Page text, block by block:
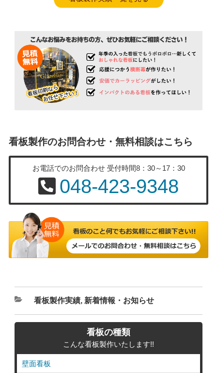
看板製作のお問合わせ・無料相談はこちら
お電話でのお問合わせ 受付時間8：30～17：30
048-423-9348
カ
テ
看板製作実績, 新着情報・お知らせ
看板の種類
こんな看板製作いたします!!
壁面看板